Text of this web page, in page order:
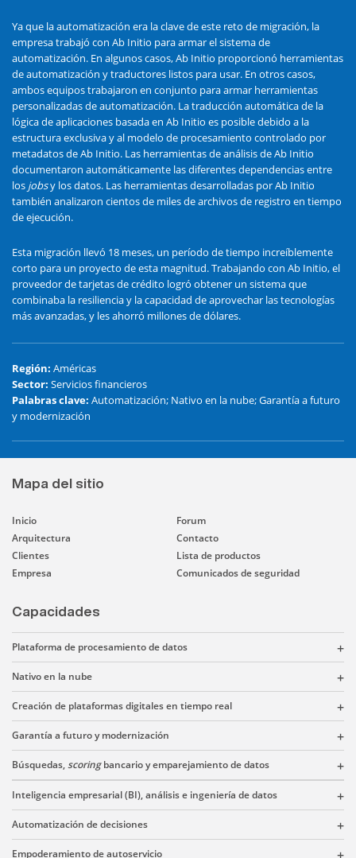
Ya que la automatización era la clave de este reto de migración, la
empresa trabajó con Ab Initio para armar el sistema de
automatización. En algunos casos, Ab Initio proporcionó herramientas
de automatización y traductores listos para usar. En otros casos,
ambos equipos trabajaron en conjunto para armar herramientas
personalizadas de automatización. La traducción automática de la
lógica de aplicaciones basada en Ab Initio es posible debido a la
estructura exclusiva y al modelo de procesamiento controlado por
metadatos de Ab Initio. Las herramientas de análisis de Ab Initio
documentaron automáticamente las diferentes dependencias entre
los jobsy los datos. Las herramientas desarrolladas por Ab Initio
también analizaron cientos de miles de archivos de registro en tiempo
de ejecución.
Esta migración llevó 18 meses, un período de tiempo increíblemente
corto para un proyecto de esta magnitud. Trabajando con Ab Initio, el
proveedor de tarjetas de crédito logró obtener un sistema que
combinaba la resiliencia y la capacidad de aprovechar las tecnologías
más avanzadas, y les ahorró millones de dólares.
Región: Américas
Sector: Servicios financieros
Palabras clave: Automatización; Nativo en la nube; Garantía a futuro
y modernización
Mapa del sitio
Inicio
Arquitectura
Clientes
Empresa
Forum
Contacto
Lista de productos
Comunicados de seguridad
Capacidades
Plataforma de procesamiento de datos
Nativo en la nube
Creación de plataformas digitales en tiempo real
Garantía a futuro y modernización
Búsquedas,scoringbancario y emparejamiento de datos
Inteligencia empresarial (BI), análisis e ingeniería de datos
Automatización de decisiones
Empoderamiento de autoservicio